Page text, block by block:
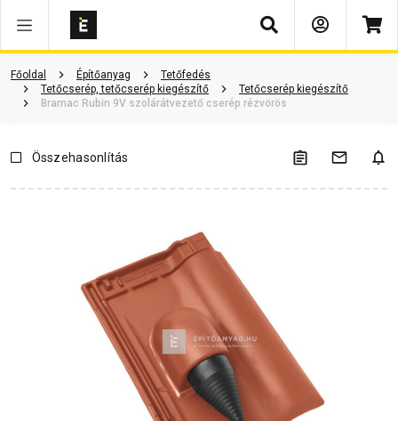
Keresés
Főoldal Építőanyag
Tetőfedés
Tetőcserép, tetőcserép kiegészítő
Tetőcserép kiegészítő
Bramac Rubin 9V szolárátvezető cserép rézvörös
Vásárlói vélemények Kérdések és válaszok Kapcsolódó cikkek
Összehasonlítás